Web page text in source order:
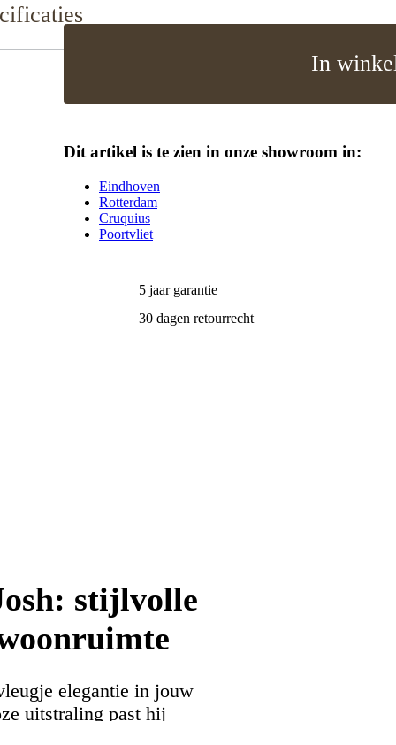
In
Dit artikel is te zien in onze showroom in:
Eindhoven
Rotterdam
Cruquius
Poortvliet
5 jaar garantie
30 dagen retourrecht
stijlvolle
elegantie in jouw
uitstraling past hij